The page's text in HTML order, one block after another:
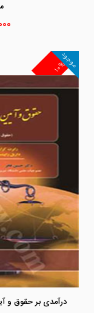
۱۰%
موجود